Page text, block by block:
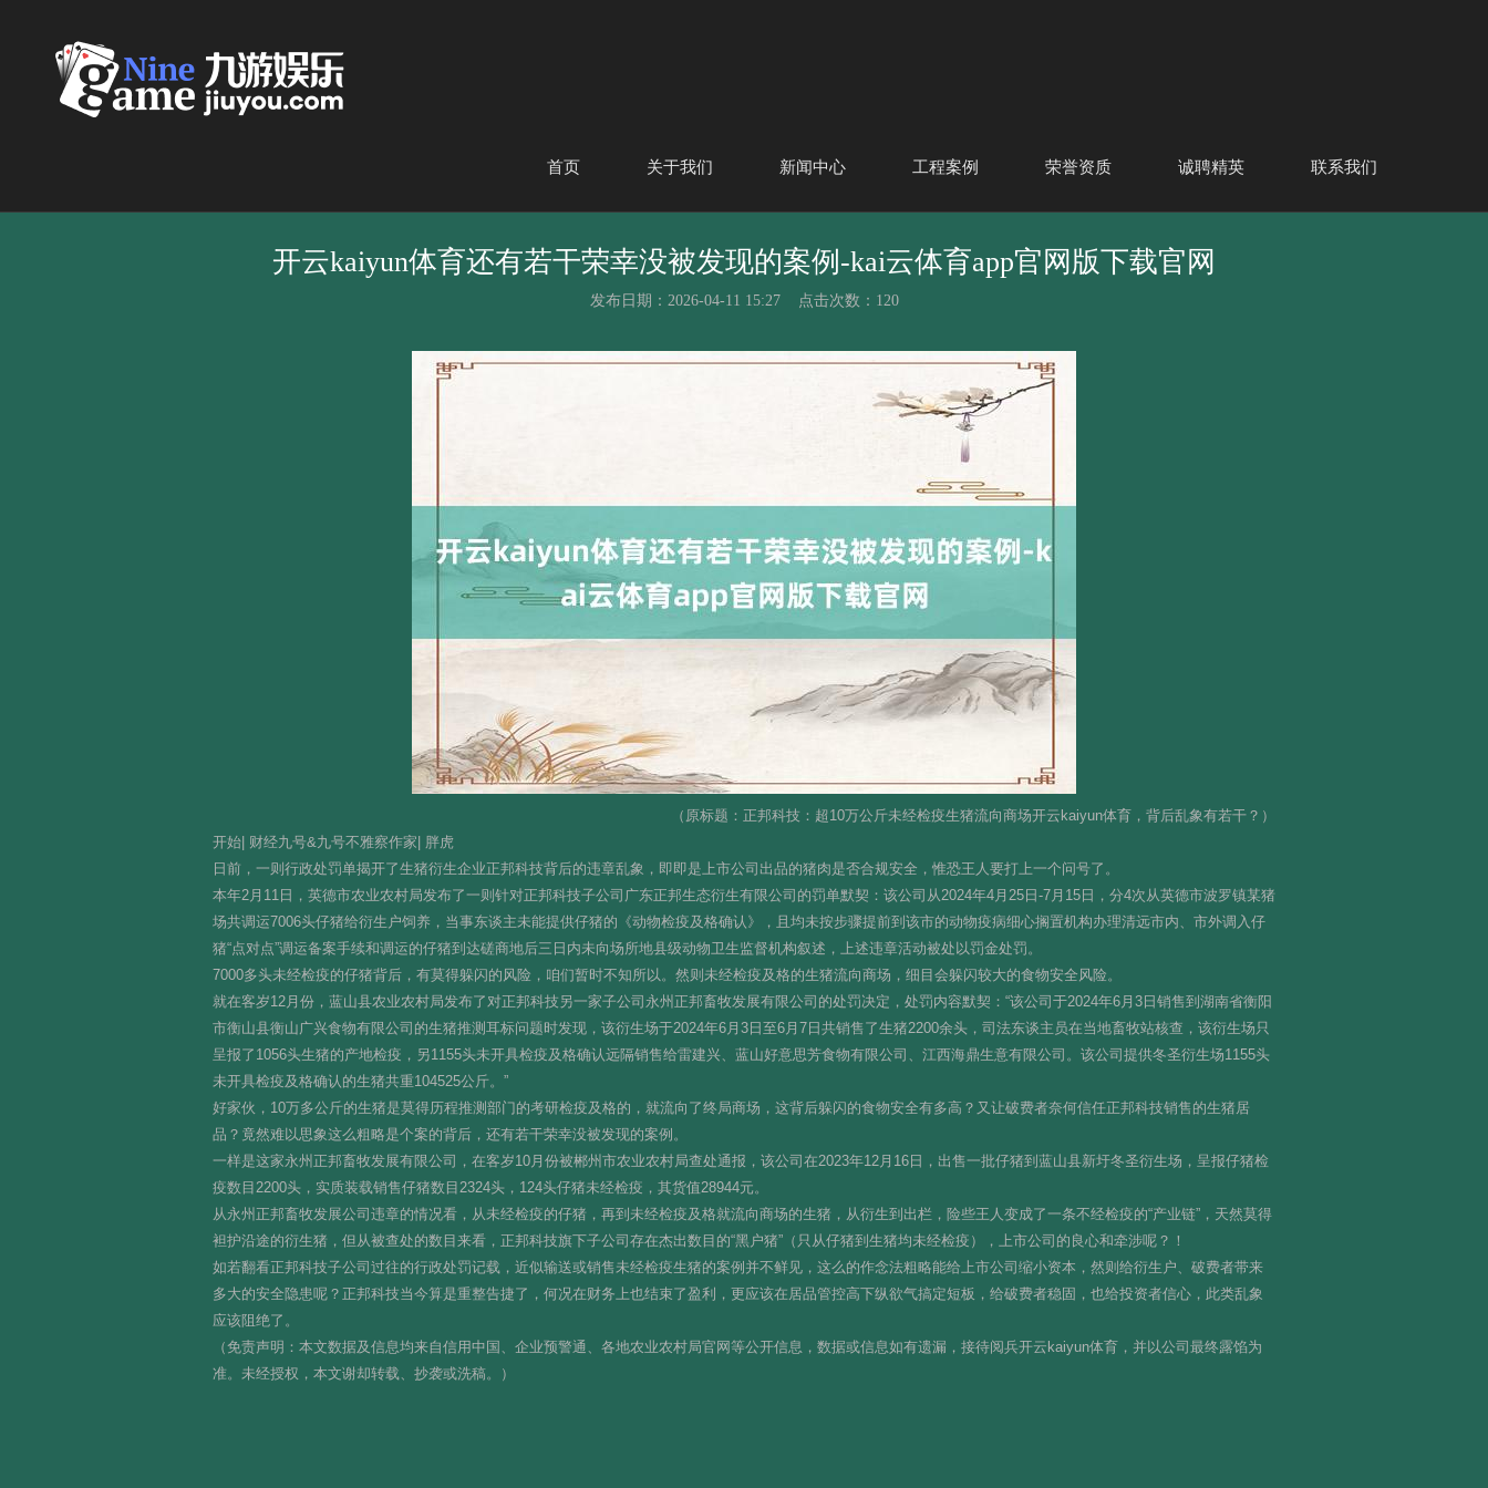
首页 关于我们 新闻中心 工程案例 荣誉资质 诚聘精英 联系我们
开云kaiyun体育还有若干荣幸没被发现的案例-kai云体育app官网版下载官网
发布日期：2026-04-11 15:27 点击次数：120
（原标题：正邦科技：超10万公斤未经检疫生猪流向商场开云kaiyun体育，背后乱象有若干？）
开始| 财经九号&九号不雅察作家| 胖虎
日前，一则行政处罚单揭开了生猪衍生企业正邦科技背后的违章乱象，即即是上市公司出品的猪肉是否合规安全，惟恐王人要打上一个问号了。
本年2月11日，英德市农业农村局发布了一则针对正邦科技子公司广东正邦生态衍生有限公司的罚单默契：该公司从2024年4月25日-7月15日，分4次从英德市波罗镇某猪
场共调运7006头仔猪给衍生户饲养，当事东谈主未能提供仔猪的《动物检疫及格确认》，且均未按步骤提前到该市的动物疫病细心搁置机构办理清远市内、市外调入仔
猪“点对点”调运备案手续和调运的仔猪到达磋商地后三日内未向场所地县级动物卫生监督机构叙述，上述违章活动被处以罚金处罚。
7000多头未经检疫的仔猪背后，有莫得躲闪的风险，咱们暂时不知所以。然则未经检疫及格的生猪流向商场，细目会躲闪较大的食物安全风险。
就在客岁12月份，蓝山县农业农村局发布了对正邦科技另一家子公司永州正邦畜牧发展有限公司的处罚决定，处罚内容默契：“该公司于2024年6月3日销售到湖南省衡阳
市衡山县衡山广兴食物有限公司的生猪推测耳标问题时发现，该衍生场于2024年6月3日至6月7日共销售了生猪2200余头，司法东谈主员在当地畜牧站核查，该衍生场只
呈报了1056头生猪的产地检疫，另1155头未开具检疫及格确认远隔销售给雷建兴、蓝山好意思芳食物有限公司、江西海鼎生意有限公司。该公司提供冬圣衍生场1155头
未开具检疫及格确认的生猪共重104525公斤。”
好家伙，10万多公斤的生猪是莫得历程推测部门的考研检疫及格的，就流向了终局商场，这背后躲闪的食物安全有多高？又让破费者奈何信任正邦科技销售的生猪居
品？竟然难以思象这么粗略是个案的背后，还有若干荣幸没被发现的案例。
一样是这家永州正邦畜牧发展有限公司，在客岁10月份被郴州市农业农村局查处通报，该公司在2023年12月16日，出售一批仔猪到蓝山县新圩冬圣衍生场，呈报仔猪检
疫数目2200头，实质装载销售仔猪数目2324头，124头仔猪未经检疫，其货值28944元。
从永州正邦畜牧发展公司违章的情况看，从未经检疫的仔猪，再到未经检疫及格就流向商场的生猪，从衍生到出栏，险些王人变成了一条不经检疫的“产业链”，天然莫得
袒护沿途的衍生猪，但从被查处的数目来看，正邦科技旗下子公司存在杰出数目的“黑户猪”（只从仔猪到生猪均未经检疫），上市公司的良心和牵涉呢？！
如若翻看正邦科技子公司过往的行政处罚记载，近似输送或销售未经检疫生猪的案例并不鲜见，这么的作念法粗略能给上市公司缩小资本，然则给衍生户、破费者带来
多大的安全隐患呢？正邦科技当今算是重整告捷了，何况在财务上也结束了盈利，更应该在居品管控高下纵欲气搞定短板，给破费者稳固，也给投资者信心，此类乱象
应该阻绝了。
（免责声明：本文数据及信息均来自信用中国、企业预警通、各地农业农村局官网等公开信息，数据或信息如有遗漏，接待阅兵开云kaiyun体育，并以公司最终露馅为
准。未经授权，本文谢却转载、抄袭或洗稿。）